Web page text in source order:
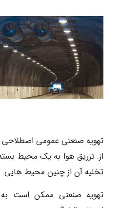
تهویه صنعتی عمومی
از: تزریق هوا به یک محیط
تخلیه آن از چنین محیط هایی.
تهویه صنعتی ممکن است به